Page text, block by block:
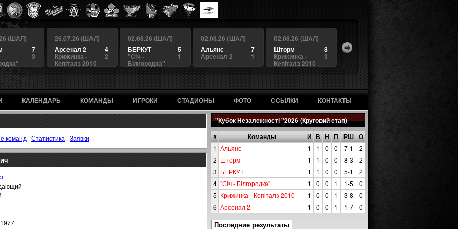
(ШАЛ)
7
3
26.07.26 (ШАЛ)
4
Арсенал 2
2
Крижинка -
Кепіталз 2010
02.08.26 (ШАЛ)
5
БЕРКУТ
1
"Сiч -
Білгородка"
02.08.26 (ШАЛ)
7
Альянс
1
Арсенал 2
02.08.26 (ШАЛ)
8
Шторм
3
Крижинка -
Кепіталз 2010
КАЛЕНДАРЬ КОМАНДЫ ИГРОКИ СТАДИОНЫ ФОТО ССЫЛКИ КОНТАКТЫ
"Кубок Незалежності "2026 (Круговий етап)
# Команды И В Н П РШ О
1 Альянс 1 1 0 0 7-1
2
2 Шторм 1 1 0 0 8-3
2
3 БЕРКУТ 1 1 0 0 5-1
2
4 "Сiч - Білгородка" 1 0 0 1 1-5
0
5 Крижинка - Кепіталз 2010 1 0 0 1 3-8
0
6 Арсенал 2 1 0 0 1 1-7 0
Последние результаты
команд | Статистика | Заявки